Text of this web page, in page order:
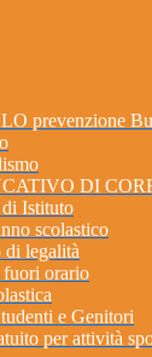
prevenzione
DI
Istituto
scolastico
di legalità
fuori orario
e Genitori
per attività